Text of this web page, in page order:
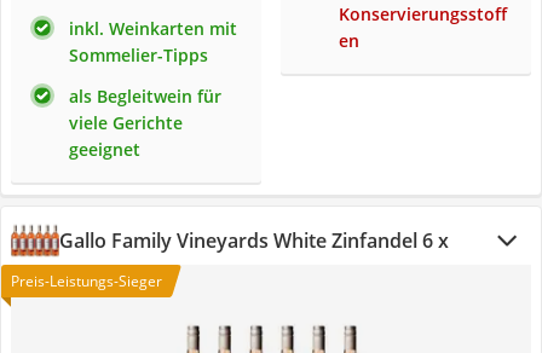
inkl. Weinkarten mit
Sommelier-Tipps
als Begleitwein für
viele Gerichte
geeignet
Konservierungsstoff
en
Gallo Family Vineyards White Zinfandel 6 x
Preis-Leistungs-Sieger